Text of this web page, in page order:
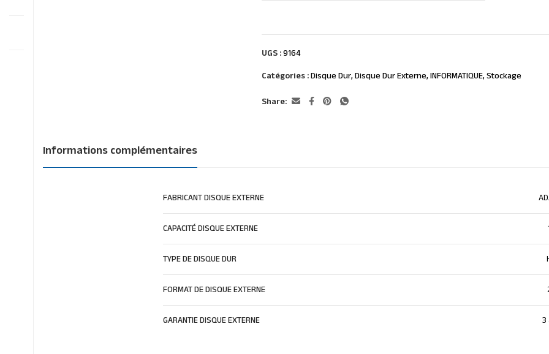
UGS :9164
Catégories :Disque Dur,Disque Dur Externe,INFORMATIQUE,Stockage
Share:
Informations complémentaires
FABRICANT DISQUE EXTERNE
CAPACITÉ DISQUE EXTERNE
TYPE DE DISQUE DUR
FORMAT DE DISQUE EXTERNE
GARANTIE DISQUE EXTERNE 3